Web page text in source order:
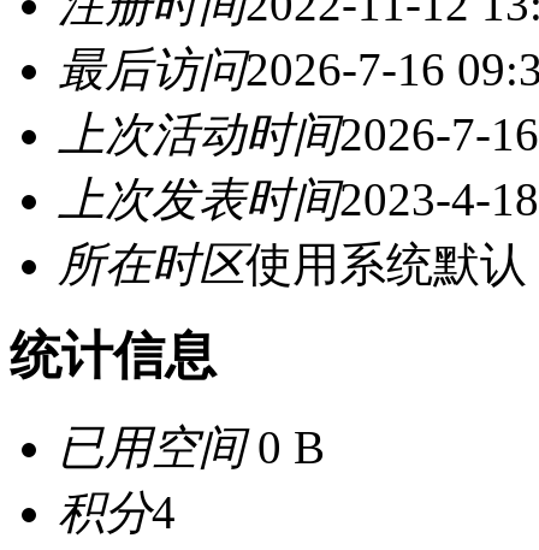
最后访问2026-7-16
上次活动时间2026-7-
上次发表时间2023-4-
所在时区使用系统默认
统计信息
已用空间0 B
积分4